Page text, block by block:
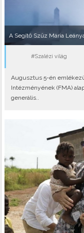
A Segítő Szűz Mária
#Szalézi világ
Augusztus 5-én
Intézményének (FMA)
generális..